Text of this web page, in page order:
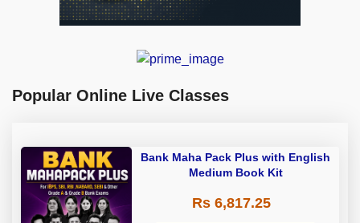
Popular Online Live Classes
Bank Maha Pack Plus with English
Medium Book Kit
Rs 6,817.25